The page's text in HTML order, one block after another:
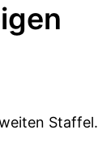
Staffel.